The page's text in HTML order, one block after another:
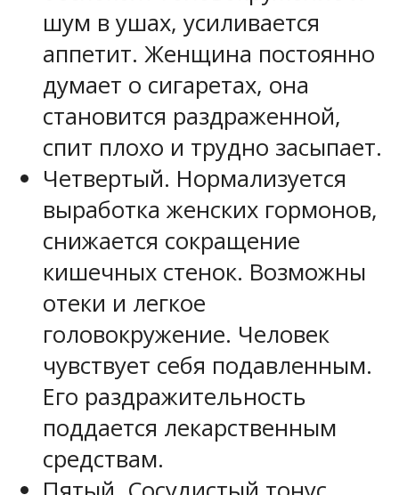
шум в ушах, усиливается
аппетит. Женщина постоянно
думает о сигаретах, она
становится раздраженной,
спит плохо и трудно засыпает.
Четвертый. Нормализуется
выработка женских гормонов,
снижается сокращение
кишечных стенок. Возможны
отеки и легкое
головокружение. Человек
чувствует себя подавленным.
Его раздражительность
поддается лекарственным
средствам.